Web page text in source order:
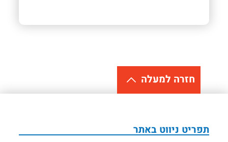
חזרה למעלה
תפריט ניווט באתר